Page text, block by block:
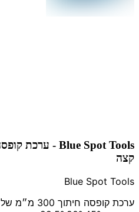
קצה
Blue Spot Tools